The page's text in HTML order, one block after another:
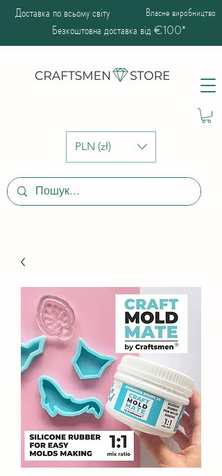
PLN (zł)
Доставка по всьому світу Власне виробництво
Безкоштовна доставка від €100*